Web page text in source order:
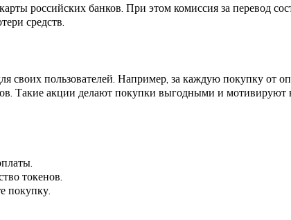
российских банков. При этом комиссия за перевод
средств.
своих пользователей. Например, за каждую покупку от
Такие акции делают покупки выгодными и мотивируют
токенов.
покупку.